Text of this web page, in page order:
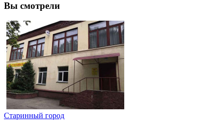
Вы смотрели
Старинный город